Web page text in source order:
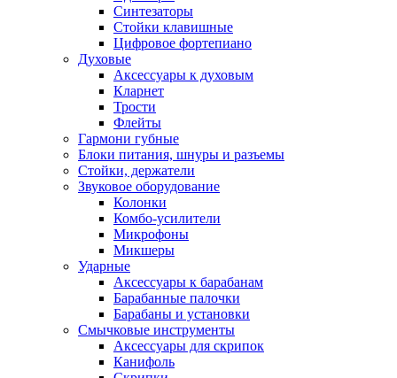
Синтезаторы
Стойки клавишные
Цифровое фортепиано
Духовые
Аксессуары к духовым
Кларнет
Трости
Флейты
Гармони губные
Блоки питания, шнуры и разъемы
Стойки, держатели
Звуковое оборудование
Колонки
Комбо-усилители
Микрофоны
Микшеры
Ударные
Аксессуары к барабанам
Барабанные палочки
Барабаны и установки
Смычковые инструменты
Аксессуары для скрипок
Канифоль